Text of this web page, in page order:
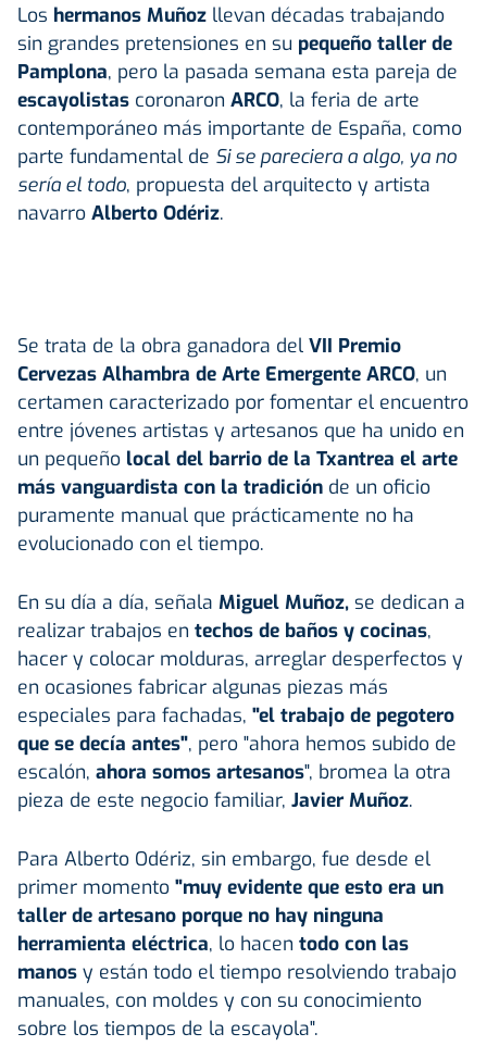
Los hermanos Muñoz llevan décadas trabajando
sin grandes pretensiones en su pequeño taller de
Pamplona, pero la pasada semana esta pareja de
escayolistas coronaron ARCO, la feria de arte
contemporáneo más importante de España, como
parte fundamental de Si se pareciera a algo, ya no
sería el todo, propuesta del arquitecto y artista
navarro Alberto Odériz.
Se trata de la obra ganadora del VII Premio
Cervezas Alhambra de Arte Emergente ARCO, un
certamen caracterizado por fomentar el encuentro
entre jóvenes artistas y artesanos que ha unido en
un pequeño local del barrio de la Txantrea el arte
más vanguardista con la tradición de un oficio
puramente manual que prácticamente no ha
evolucionado con el tiempo.
En su día a día, señala Miguel Muñoz, se dedican a
realizar trabajos en techos de baños y cocinas,
hacer y colocar molduras, arreglar desperfectos y
en ocasiones fabricar algunas piezas más
especiales para fachadas, "el trabajo de pegotero
que se decía antes", pero "ahora hemos subido de
escalón, ahora somos artesanos", bromea la otra
pieza de este negocio familiar, Javier Muñoz.
Para Alberto Odériz, sin embargo, fue desde el
primer momento "muy evidente que esto era un
taller de artesano porque no hay ninguna
herramienta eléctrica, lo hacen todo con las
manos y están todo el tiempo resolviendo trabajo
manuales, con moldes y con su conocimiento
sobre los tiempos de la escayola".